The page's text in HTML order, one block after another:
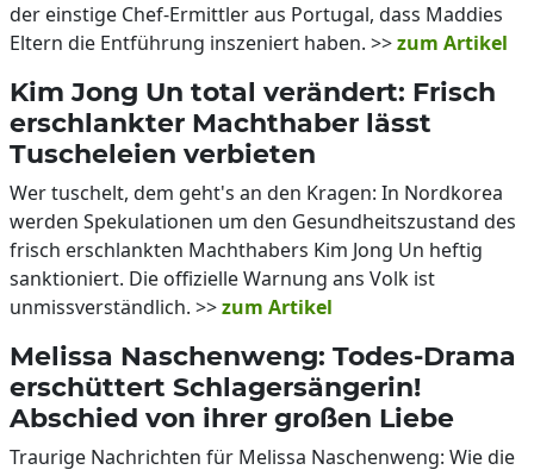
der einstige Chef-Ermittler aus Portugal, dass Maddies
Eltern die Entführung inszeniert haben. >>zum Artikel
Kim Jong Un total verändert: Frisch
erschlankter Machthaber lässt
Tuscheleien verbieten
Wer tuschelt, dem geht's an den Kragen: In Nordkorea
werden Spekulationen um den Gesundheitszustand des
frisch erschlankten Machthabers Kim Jong Un heftig
sanktioniert. Die offizielle Warnung ans Volk ist
unmissverständlich. >>zum Artikel
Melissa Naschenweng: Todes-Drama
erschüttert Schlagersängerin!
Abschied von ihrer großen Liebe
Traurige Nachrichten für Melissa Naschenweng: Wie die